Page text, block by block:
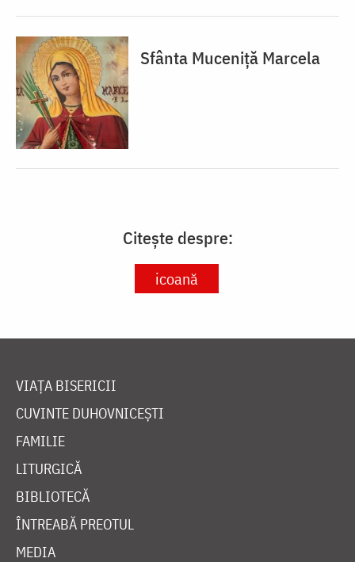
Sfânta Muceniță Marcela
Citește despre:
icoană
VIAȚA BISERICII
CUVINTE DUHOVNICEȘTI
FAMILIE
LITURGICĂ
BIBLIOTECĂ
ÎNTREABĂ PREOTUL
MEDIA